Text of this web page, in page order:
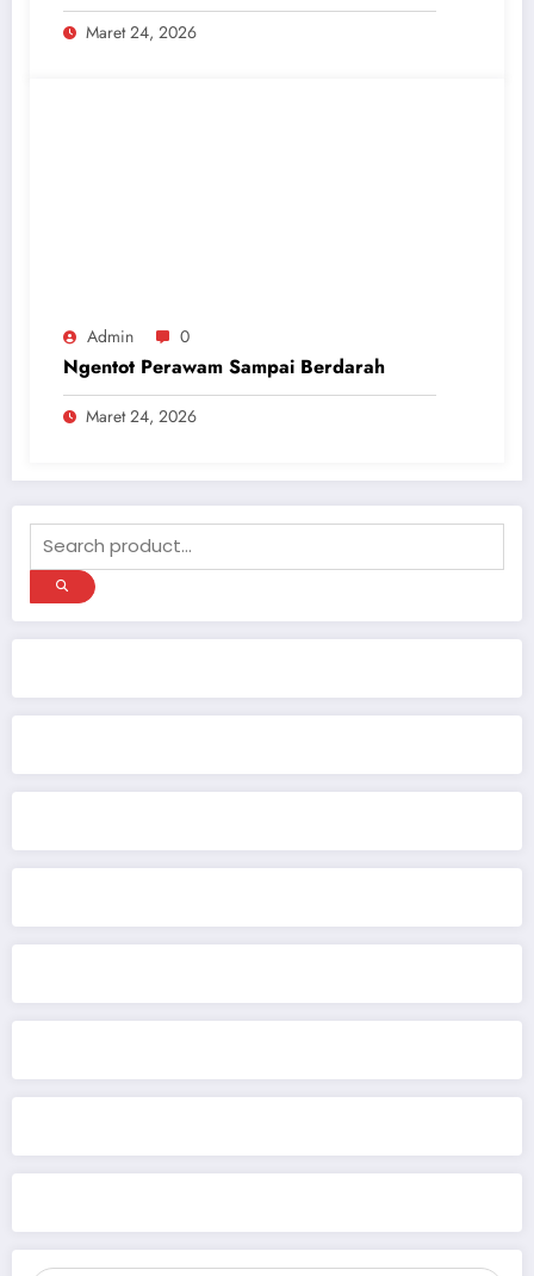
Maret 24, 2026
Admin 0
Ngentot Perawam Sampai Berdarah
Maret 24, 2026